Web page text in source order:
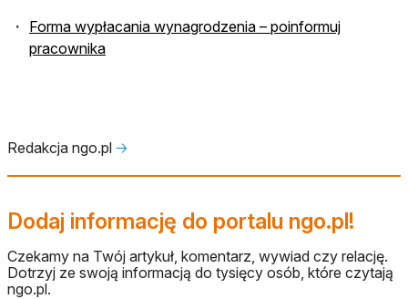
Forma wypłacania wynagrodzenia – poinformuj
pracownika
Redakcja ngo.pl 🡢
Dodaj informację do portalu ngo.pl!
Czekamy na Twój artykuł, komentarz, wywiad czy relację.
Dotrzyj ze swoją informacją do tysięcy osób, które czytają
ngo.pl.